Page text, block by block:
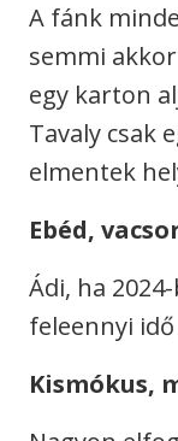
A fánk
semmi
egy karton
Tavaly csak
elmentek
Ebéd,
Ádi, ha
feleennyi
Kismókus,